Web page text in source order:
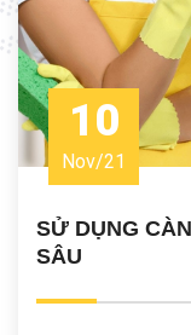
10
Nov/21
SỬ DỤNG
SÂU